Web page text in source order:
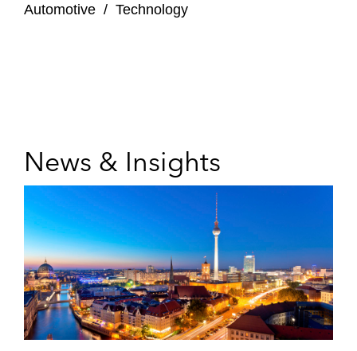
Automotive / Technology
News & Insights